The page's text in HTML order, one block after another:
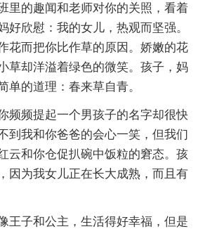
里的趣闻和老师对你的关照，看着
好欣慰：我的女儿，热观而坚强。
花而把你比作草的原因。娇嫩的花
草却洋溢着绿色的微笑。孩子，妈
单的道理：春来草自青。
频频提起一个男孩子的名字却很快
到我和你爸爸的会心一笑，但我们
云和你仓促扒碗中饭粒的窘态。孩
因为我女儿正在长大成熟，而且有
王子和公主，生活得好幸福，但是